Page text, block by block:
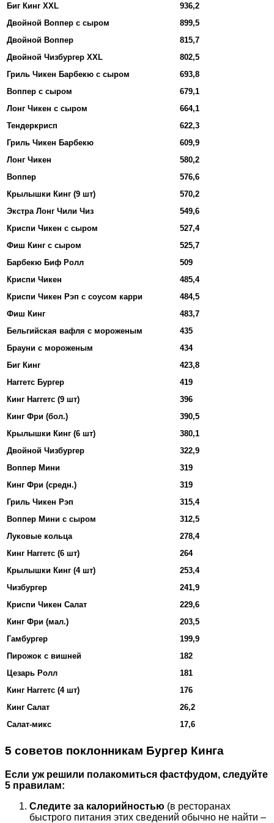
Биг Кинг XXL
936,2
Двойной Воппер с сыром
899,5
Двойной Воппер
815,7
Двойной Чизбургер XXL
802,5
Гриль Чикен Барбекю с сыром
693,8
Воппер с сыром
679,1
Лонг Чикен с сыром
664,1
Тендеркрисп
622,3
Гриль Чикен Барбекю
609,9
Лонг Чикен
580,2
Воппер
576,6
Крылышки Кинг (9 шт)
570,2
Экстра Лонг Чили Чиз
549,6
Криспи Чикен с сыром
527,4
Фиш Кинг с сыром
525,7
Барбекю Биф Ролл
509
Криспи Чикен
485,4
Криспи Чикен Рэп с соусом карри
484,5
Фиш Кинг
483,7
Бельгийская вафля с мороженым
435
Брауни с мороженым
434
Биг Кинг
423,8
Наггетс Бургер
419
Кинг Наггетс (9 шт)
396
Кинг Фри (бол.)
390,5
Крылышки Кинг (6 шт)
380,1
Двойной Чизбургер
322,9
Воппер Мини
319
Кинг Фри (средн.)
319
Гриль Чикен Рэп
315,4
Воппер Мини с сыром
312,5
Луковые кольца
278,4
Кинг Наггетс (6 шт)
264
Крылышки Кинг (4 шт)
253,4
Чизбургер
241,9
Криспи Чикен Салат
229,6
Кинг Фри (мал.)
203,5
Гамбургер
199,9
Пирожок с вишней
182
Цезарь Ролл
181
Кинг Наггетс (4 шт)
176
Кинг Салат
26,2
Салат-микс
17,6
5 советов поклонникам Бургер Кинга
Если уж решили полакомиться фастфудом, следуйте
5 правилам:
Следите за калорийностью (в ресторанах
быстрого питания этих сведений обычно не найти –